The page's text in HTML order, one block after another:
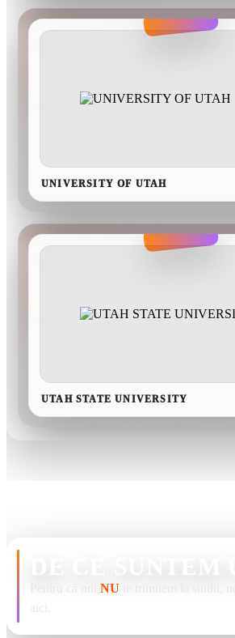
UNIVERSITY OF UTAH
UTAH STATE UNIVERSITY
NU
aici.